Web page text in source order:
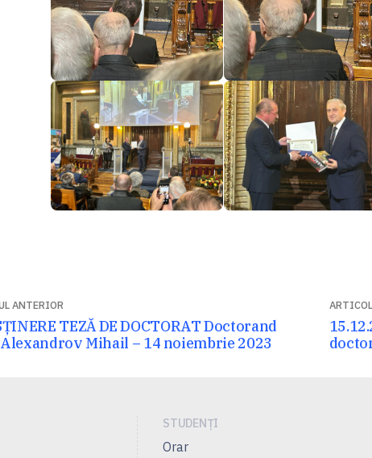
ANTERIOR
TEZĂ DE DOCTORAT Doctorand
Mihail – 14 noiembrie 2023
STUDENȚI
Orar